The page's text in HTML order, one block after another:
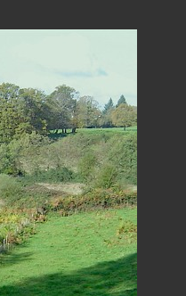
MESSIÉ
juin 2018